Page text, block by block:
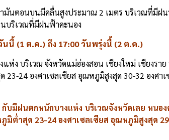
นตอนบนมีคลื่นสูงประมาณ 2 เมตร บริเวณที่มีฝน
นบริเวณที่มีฝนฟ้าคะนอง
นี้ (1 ต.ค.) ถึง 17:00 วันพรุ่งนี้ (2 ต.ค.)
ง บริเวณ จังหวัดแม่ฮ่องสอน เชียงใหม่ เชียงรา
24 องศาเซลเซียส อุณหภูมิสูงสุด 30-32 องศาเ
บมีฝนตกหนักบางแห่ง บริเวณจังหวัดเลย หนอ
ำสุด 23-24 องศาเซลเซียส อุณหภูมิสูงสุด